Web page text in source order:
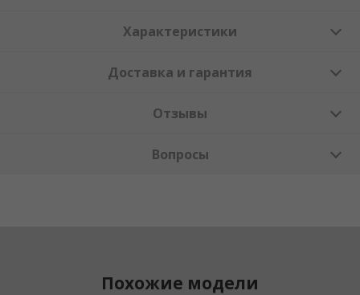
Характеристики
Доставка и гарантия
Отзывы
Вопросы
Похожие модели